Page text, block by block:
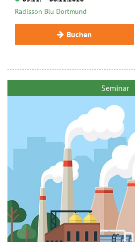
Radisson Blu Dortmund
Buchen
Seminar